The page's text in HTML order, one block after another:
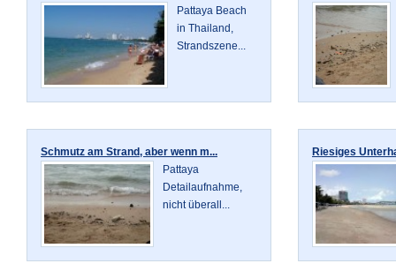
Pattaya Beach
in Thailand,
Strandszene...
Schmutz am Strand, aber wenn m...
Pattaya
Detailaufnahme,
nicht überall...
Riesiges